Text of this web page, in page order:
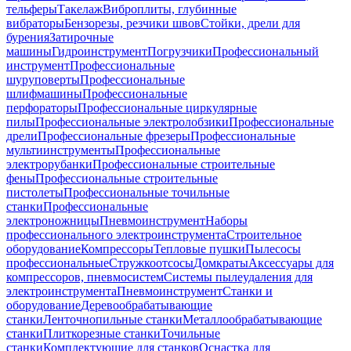
тельферыТакелажВиброплиты, глубинные
вибраторыБензорезы, резчики швовСтойки, дрели для
буренияЗатирочные
машиныГидроинструментПогрузчикиПрофессиональный
инструментПрофессиональные
шуруповертыПрофессиональные
шлифмашиныПрофессиональные
перфораторыПрофессиональные циркулярные
пилыПрофессиональные электролобзикиПрофессиональные
дрелиПрофессиональные фрезерыПрофессиональные
мультиинструментыПрофессиональные
электрорубанкиПрофессиональные строительные
феныПрофессиональные строительные
пистолетыПрофессиональные точильные
станкиПрофессиональные
электроножницыПневмоинструментНаборы
профессионального электроинструментаСтроительное
оборудованиеКомпрессорыТепловые пушкиПылесосы
профессиональныеСтружкоотсосыДомкратыАксессуары для
компрессоров, пневмосистемСистемы пылеудаления для
электроинструментаПневмоинструментСтанки и
оборудованиеДеревообрабатывающие
станкиЛенточнопильные станкиМеталлообрабатывающие
станкиПлиткорезные станкиТочильные
станкиКомплектующие для станковОснастка для